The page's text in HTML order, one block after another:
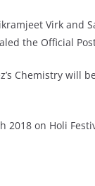
Virk and
the Official
Chemistry will
2018 on Holi